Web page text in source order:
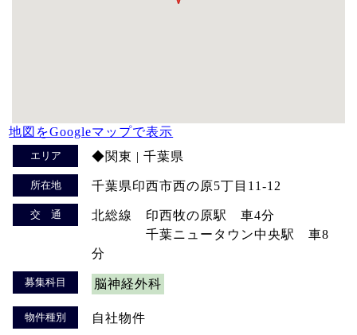
地図をGoogleマップで表示
エリア ◆関東 | 千葉県
所在地 千葉県印西市西の原5丁目11-12
交 通
北総線 印西牧の原駅 車4分
千葉ニュータウン中央駅 車8
分
募集科目 脳神経外科
物件種別 自社物件